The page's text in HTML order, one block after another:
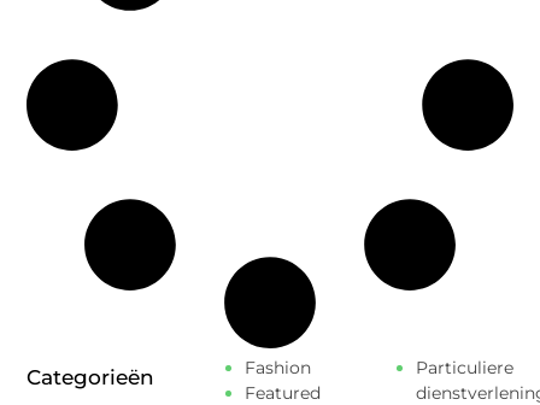
Categorieën
Fashion
Featured
Particuliere